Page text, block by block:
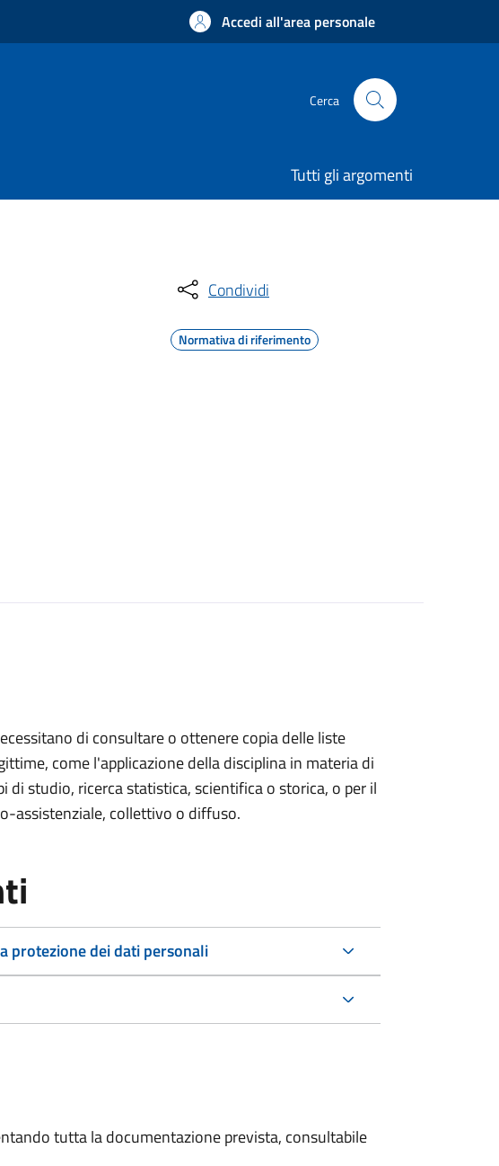
Accedi all'area personale
Cerca
Tutti gli argomenti
Condividi
Normativa di riferimento
di consultare o ottenere copia delle liste
come l'applicazione della disciplina in materia di
di studio, ricerca statistica, scientifica o storica, o per il
assistenziale, collettivo o diffuso.
protezione dei dati personali
tutta la documentazione prevista, consultabile